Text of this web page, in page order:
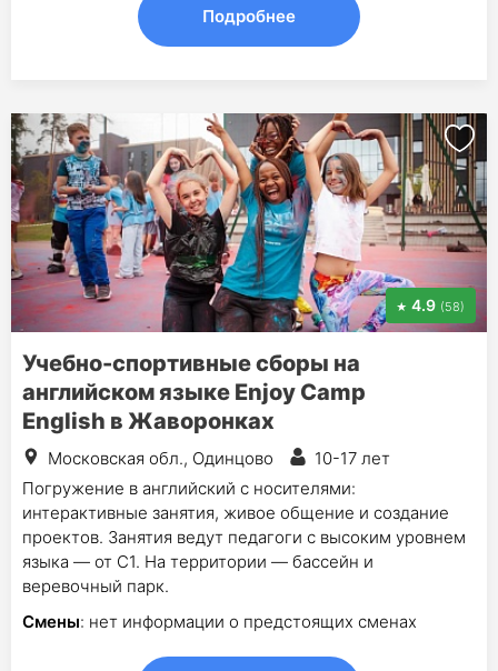
Подробнее
4.9 (58)
Учебно-спортивные сборы на
английском языке Enjoy Camp
English в Жаворонках
Московская обл., Одинцово
10-17 лет
Погружение в английский с носителями:
интерактивные занятия, живое общение и создание
проектов. Занятия ведут педагоги с высоким уровнем
языка — от С1. На территории — бассейн и
веревочный парк.
Смены: нет информации о предстоящих сменах